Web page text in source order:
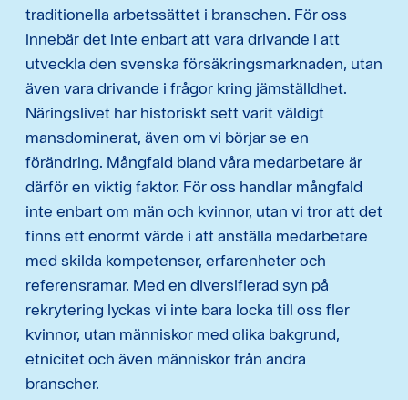
traditionella arbetssättet i branschen. För oss
innebär det inte enbart att vara drivande i att
utveckla den svenska försäkringsmarknaden, utan
även vara drivande i frågor kring jämställdhet.
Näringslivet har historiskt sett varit väldigt
mansdominerat, även om vi börjar se en
förändring. Mångfald bland våra medarbetare är
därför en viktig faktor. För oss handlar mångfald
inte enbart om män och kvinnor, utan vi tror att det
finns ett enormt värde i att anställa medarbetare
med skilda kompetenser, erfarenheter och
referensramar. Med en diversifierad syn på
rekrytering lyckas vi inte bara locka till oss fler
kvinnor, utan människor med olika bakgrund,
etnicitet och även människor från andra
branscher.